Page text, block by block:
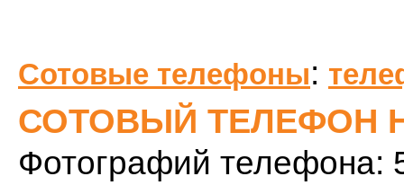
Сотовые телефоны:
СОТОВЫЙ ТЕЛЕФОН
Фотографий телефона: